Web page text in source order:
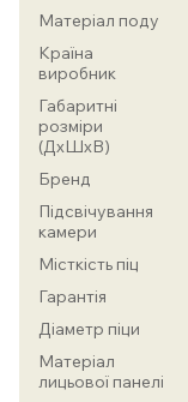
Матеріал поду
Країна
виробник
Габаритні
розміри
(ДхШхВ)
Бренд
Підсвічування
камери
Місткість піц
Гарантія
Діаметр піци
Матеріал
лицьової панелі